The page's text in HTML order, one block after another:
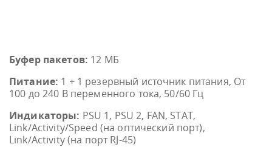
Буфер пакетов: 12 МБ
Питание: 1 + 1 резервный источник питания, От
100 до 240 В переменного тока, 50/60 Гц
Индикаторы: PSU 1, PSU 2, FAN, STAT,
Link/Activity/Speed (на оптический порт),
Link/Activity (на порт RJ-45)